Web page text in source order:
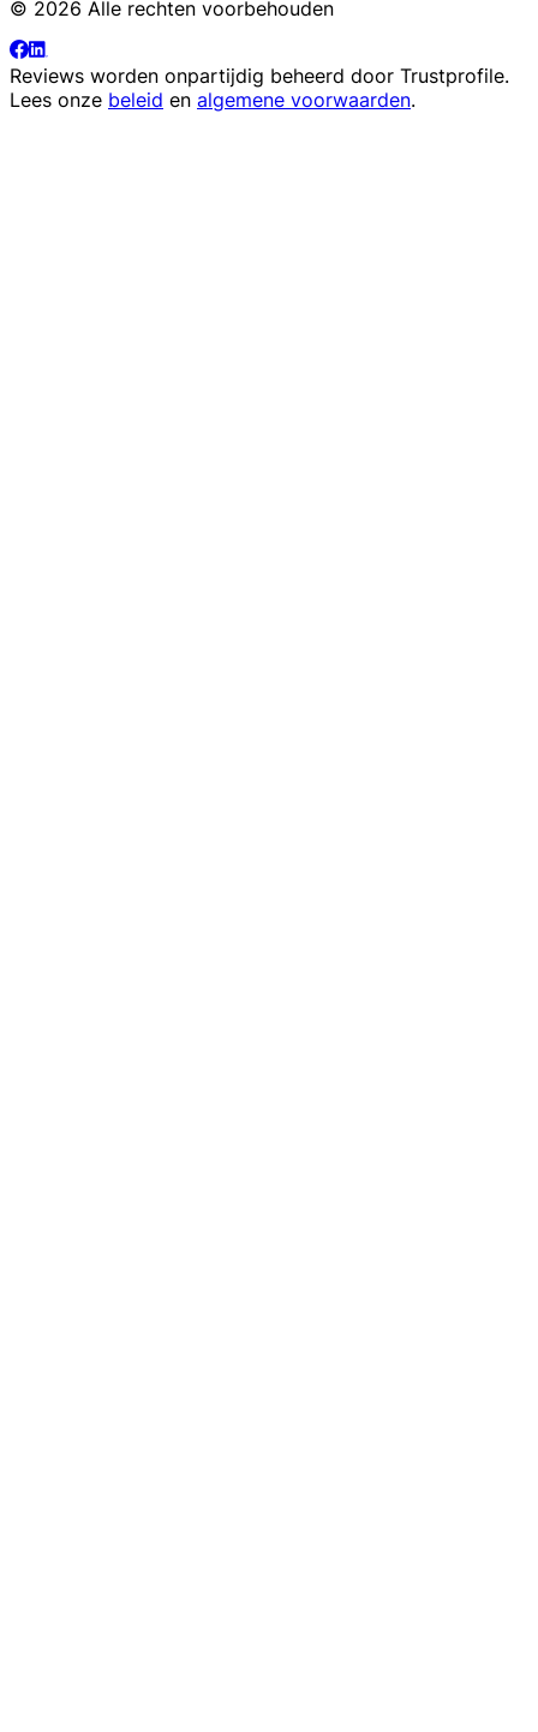
© 2026 Alle rechten voorbehouden
Reviews worden onpartijdig beheerd door Trustprofile.
Lees onze beleid en algemene voorwaarden.